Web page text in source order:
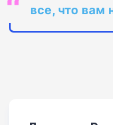
все, что вам